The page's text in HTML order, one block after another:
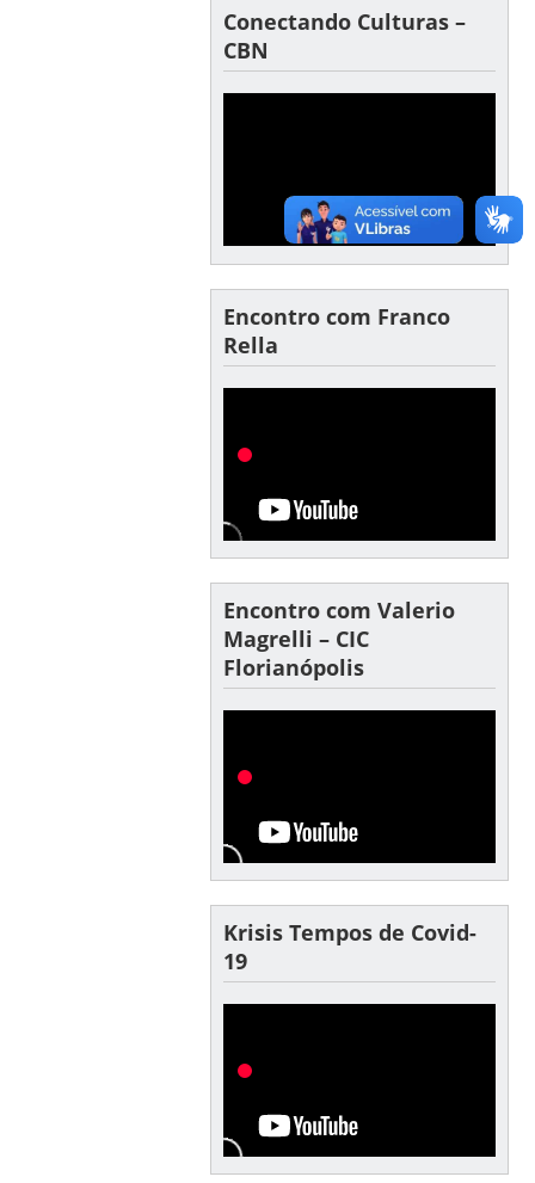
Conectando Culturas –
CBN
Encontro com Franco
Rella
Encontro com Valerio
Magrelli – CIC
Florianópolis
Krisis Tempos de Covid-
19